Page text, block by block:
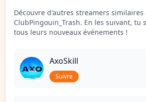
Découvre d'autres streamers similaires
ClubPingouin_Trash. En les suivant, tu
tous leurs nouveaux événements !
AxoSkill
Suivre